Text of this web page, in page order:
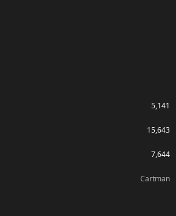
5,141
15,643
7,644
Cartman